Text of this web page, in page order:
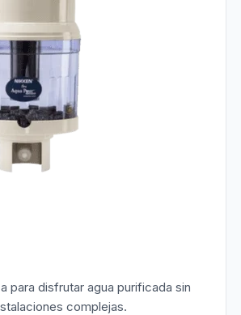
para disfrutar agua purificada sin
complejas.